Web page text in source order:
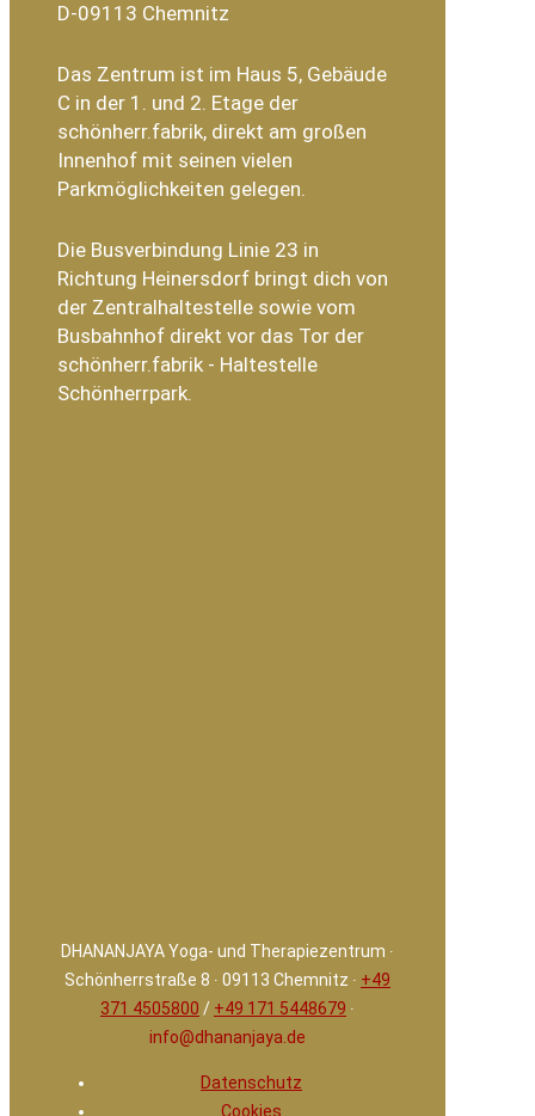
D-09113 Chemnitz
Das Zentrum ist im Haus 5, Gebäude
C in der 1. und 2. Etage der
schönherr.fabrik, direkt am großen
Innenhof mit seinen vielen
Parkmöglichkeiten gelegen.
Die Busverbindung Linie 23 in
Richtung Heinersdorf bringt dich von
der Zentralhaltestelle sowie vom
Busbahnhof direkt vor das Tor der
schönherr.fabrik - Haltestelle
Schönherrpark.
DHANANJAYA Yoga- und Therapiezentrum ∙
Schönherrstraße 8 ∙ 09113 Chemnitz ∙ +49
371 4505800 / +49 171 5448679 ∙
info@dhananjaya.de
Datenschutz
Cookies